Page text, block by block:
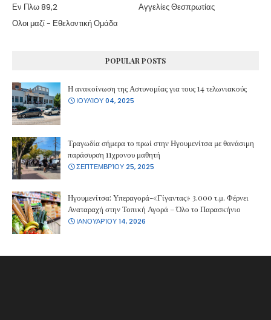
Εν Πλω 89,2
Αγγελίες Θεσπρωτίας
Ολοι μαζί - Εθελοντική Ομάδα
POPULAR POSTS
Η ανακοίνωση της Αστυνομίας για τους 14 τελωνιακούς
ΙΟΥΛΊΟΥ 04, 2025
Τραγωδία σήμερα το πρωί στην Ηγουμενίτσα με θανάσιμη
παράσυρση 11χρονου μαθητή
ΣΕΠΤΕΜΒΡΊΟΥ 25, 2025
Ηγουμενίτσα: Υπεραγορά-«Γίγαντας» 3.000 τ.μ. Φέρνει
Αναταραχή στην Τοπική Αγορά – Όλο το Παρασκήνιο
ΙΑΝΟΥΑΡΊΟΥ 14, 2026